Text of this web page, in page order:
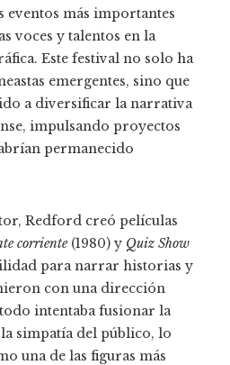
eventos más importantes
voces y talentos en la
Este festival no solo ha
emergentes, sino que
a diversificar la narrativa
impulsando proyectos
permanecido
Redford creó películas
corriente(1980) y Quiz Show
para narrar historias y
con una dirección
intentaba fusionar la
simpatía del público, lo
una de las figuras más